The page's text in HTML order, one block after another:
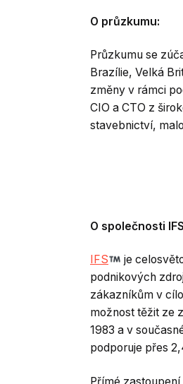
O průzkumu:
Průzkumu se
Brazílie, Velká
změny v rámci
CIO a CTO z
stavebnictví,
O společnosti IFS
IFS
je
podnikových
zákazníkům v
možnost těžit ze
1983 a v
podporuje přes
Přímé